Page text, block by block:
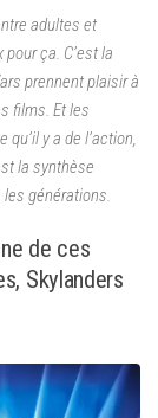
adultes et
ça. C’est la
prennent plaisir à
films. Et les
y a de l’action,
la synthèse
générations.
de ces
Skylanders